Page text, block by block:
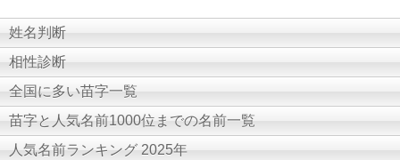
姓名判断
相性診断
全国に多い苗字一覧
苗字と人気名前1000位までの名前一覧
人気名前ランキング 2025年